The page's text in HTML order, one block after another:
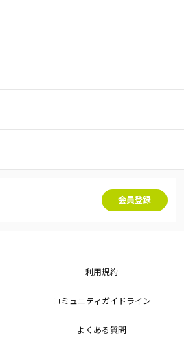
会員登録
利用規約
コミュニティガイドライン
よくある質問